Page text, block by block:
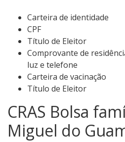
Carteira de identidade
CPF
Título de Eleitor
Comprovante de
luz e telefone
Carteira de vacinação
Título de Eleitor
CRAS Bolsa
Miguel do